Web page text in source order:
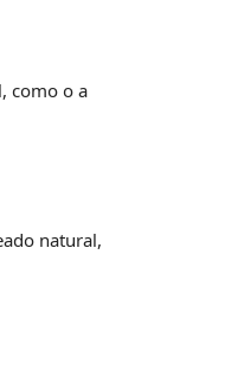
como o a
natural,